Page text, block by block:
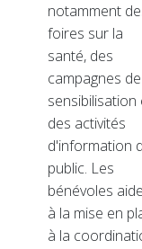
notamment
foires sur la
santé, des
campagnes de
sensibilisation
des activités
d'information
public. Les
bénévoles
à la mise en
à la